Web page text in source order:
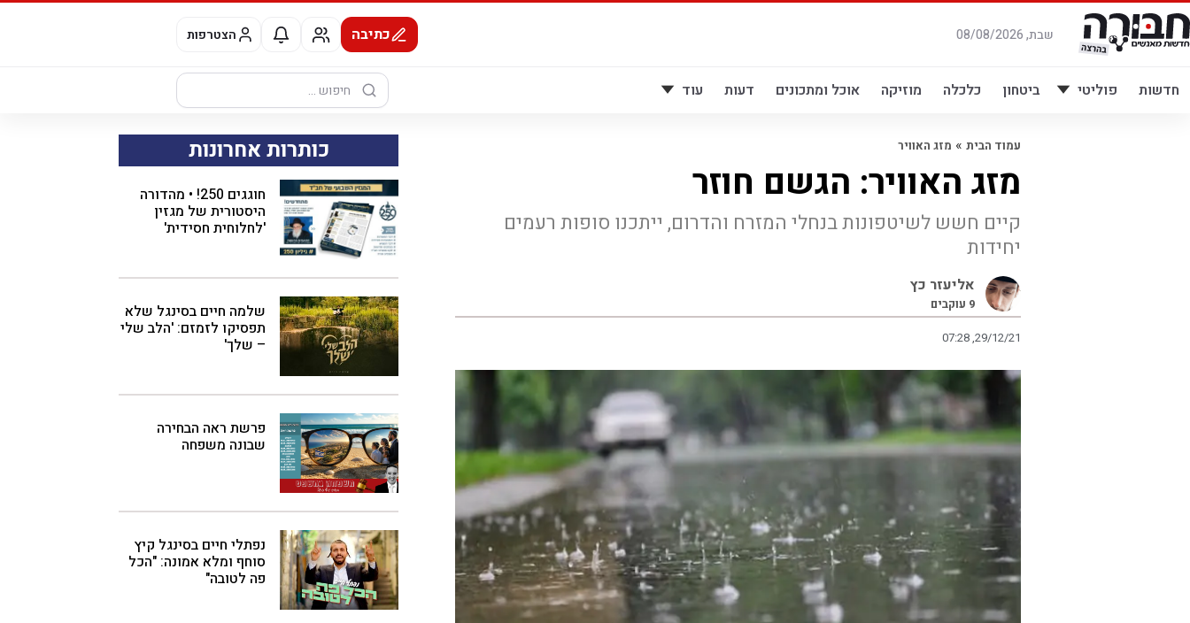
דלג
לתוכן
שבת, 08/08/2026 כתיבה הצטרפות
חדשות פוליטי ביטחון כלכלה מוזיקה אוכל ומתכונים דעות עוד
חיפוש:
עמוד הבית » מזג האוויר
מזג האוויר: הגשם חוזר
קיים חשש לשיטפונות בנחלי המזרח והדרום, ייתכנו סופות רעמים
יחידות
אליעזר כץ
9 עוקבים
07:28 ,29/12/21
כותרות אחרונות
חוגגים 250! • מהדורה
היסטורית של מגזין
'לחלוחית חסידית'
שלמה חיים בסינגל שלא
תפסיקו לזמזם: 'הלב שלי
– שלך'
פרשת ראה הבחירה
שבונה משפחה
נפתלי חיים בסינגל קיץ
סוחף ומלא אמונה: "הכל
פה לטובה"